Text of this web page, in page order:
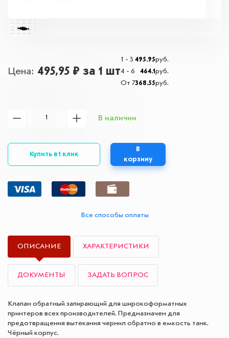
Цена 495,95 ₽ за 1 шт
1 - 3 495.95руб.
4 - 6
464.1руб.
От 7368.55руб.
В наличии
Купить в 1 клик
В
корзину
Все способы оплаты
ОПИСАНИЕ ХАРАКТЕРИСТИКИ
ДОКУМЕНТЫ ЗАДАТЬ ВОПРОС
Клапан обратный запирающий для широкоформатных
принтеров всех производителей. Предназначен для
предотвращения вытекания чернил обратно в емкость танк.
Чёрный корпус.